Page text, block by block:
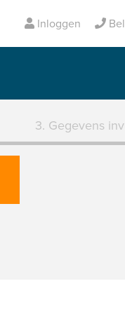
verzekerd
Inloggen
3. Gegevens